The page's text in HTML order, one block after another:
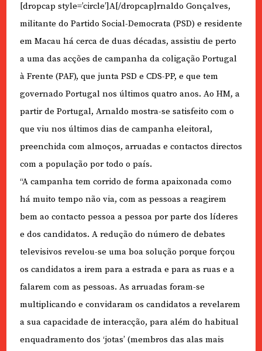
[dropcap style=’circle’]A[/dropcap]rnaldo Gonçalves,
militante do Partido Social-Democrata (PSD) e residente
em Macau há cerca de duas décadas, assistiu de perto
a uma das acções de campanha da coligação Portugal
à Frente (PAF), que junta PSD e CDS-PP, e que tem
governado Portugal nos últimos quatro anos. Ao HM, a
partir de Portugal, Arnaldo mostra-se satisfeito com o
que viu nos últimos dias de campanha eleitoral,
preenchida com almoços, arruadas e contactos directos
com a população por todo o país.
“A campanha tem corrido de forma apaixonada como
há muito tempo não via, com as pessoas a reagirem
bem ao contacto pessoa a pessoa por parte dos líderes
e dos candidatos. A redução do número de debates
televisivos revelou-se uma boa solução porque forçou
os candidatos a irem para a estrada e para as ruas e a
falarem com as pessoas. As arruadas foram-se
multiplicando e convidaram os candidatos a revelarem
a sua capacidade de interacção, para além do habitual
enquadramento dos ‘jotas’ (membros das alas mais